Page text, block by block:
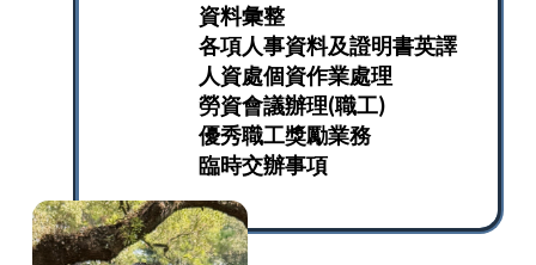
資料彙整
各項人事資料及證明書英譯
人資處個資作業處理
勞資會議辦理(職工)
優秀職工獎勵業務
臨時交辦事項